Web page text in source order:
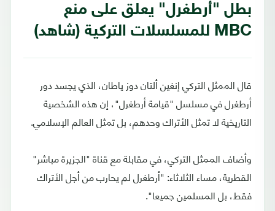
بطل "أرطغرل" يعلق على منع
MBC للمسلسلات التركية (شاهد)
قال الممثل التركي إنغين ألتان دوز ياطان، الذي يجسد دور
أرطغرل في مسلسل "قيامة أرطغرل"، إن هذه الشخصية
التاريخية لا تمثل الأتراك وحدهم، بل تمثل العالم الإسلامي.
وأضاف الممثل التركي، في مقابلة مع قناة "الجزيرة مباشر"
القطرية، مساء الثلاثاء: "أرطغرل لم يحارب من أجل الأتراك
فقط، بل المسلمين جميعا".